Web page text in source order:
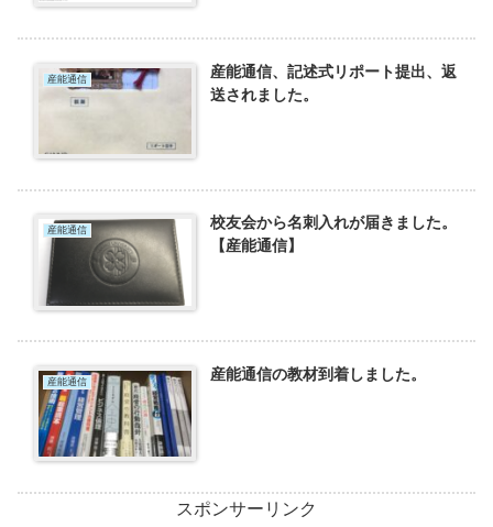
産能通信
産能通信、記述式リポート提出、返
送されました。
産能通信
校友会から名刺入れが届きました。
【産能通信】
産能通信 産能通信の教材到着しました。
スポンサーリンク